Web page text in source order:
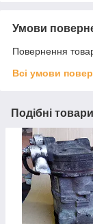
Умови
Повернення
Всі умови
Подібні